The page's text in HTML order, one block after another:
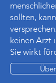
sollten,
keinen Arzt
Sie wirkt